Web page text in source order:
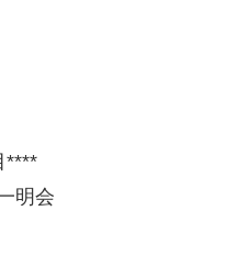
****
明会